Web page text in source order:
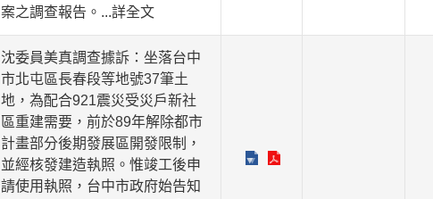
案之調查報告。 ...詳全文
沈委員美真調查據訴：坐落台中
市北屯區長春段等地號37筆土
地，為配合921震災受災戶新社
區重建需要，前於89年解除都市
計畫部分後期發展區開發限制，
並經核發建造執照。惟竣工後申
請使用執照，台中市政府始告知